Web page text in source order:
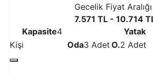
Gecelik Fiyat Aralığı
7.571 TL - 10.714
Kapasite4
Kişi
Oda3 Adet
Yatak
O.2 Adet